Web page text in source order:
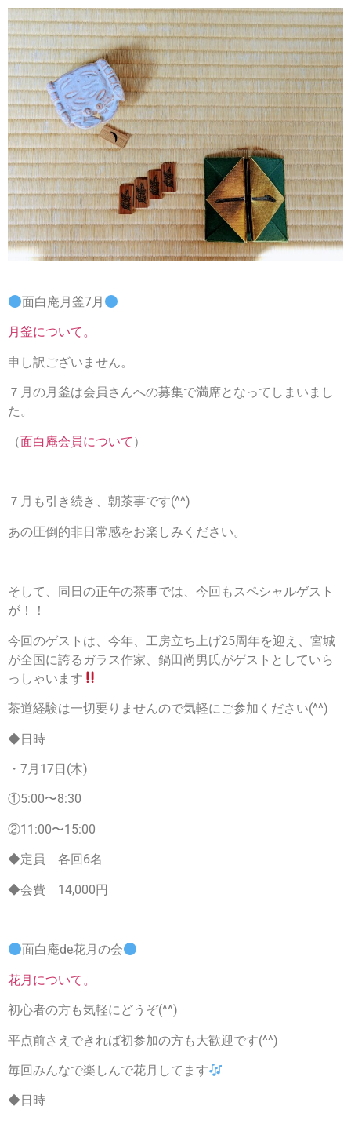
面白庵月釜7月
月釜について。
申し訳ございません。
７月の月釜は会員さんへの募集で満席となってしまいまし
た。
（面白庵会員について ）
７月も引き続き、朝茶事です(^^)
あの圧倒的非日常感をお楽しみください。
そして、同日の正午の茶事では、今回もスペシャルゲスト
が！！
今回のゲストは、今年、工房立ち上げ25周年を迎え、宮城
が全国に誇るガラス作家、鍋田尚男氏がゲストとしていら
っしゃいます
茶道経験は一切要りませんので気軽にご参加ください(^^)
◆日時
・7月17日(木)
①5:00〜8:30
②11:00〜15:00
◆定員 各回6名
◆会費 14,000円
面白庵de花月の会
花月について。
初心者の方も気軽にどうぞ(^^)
平点前さえできれば初参加の方も大歓迎です(^^)
毎回みんなで楽しんで花月してます
◆日時